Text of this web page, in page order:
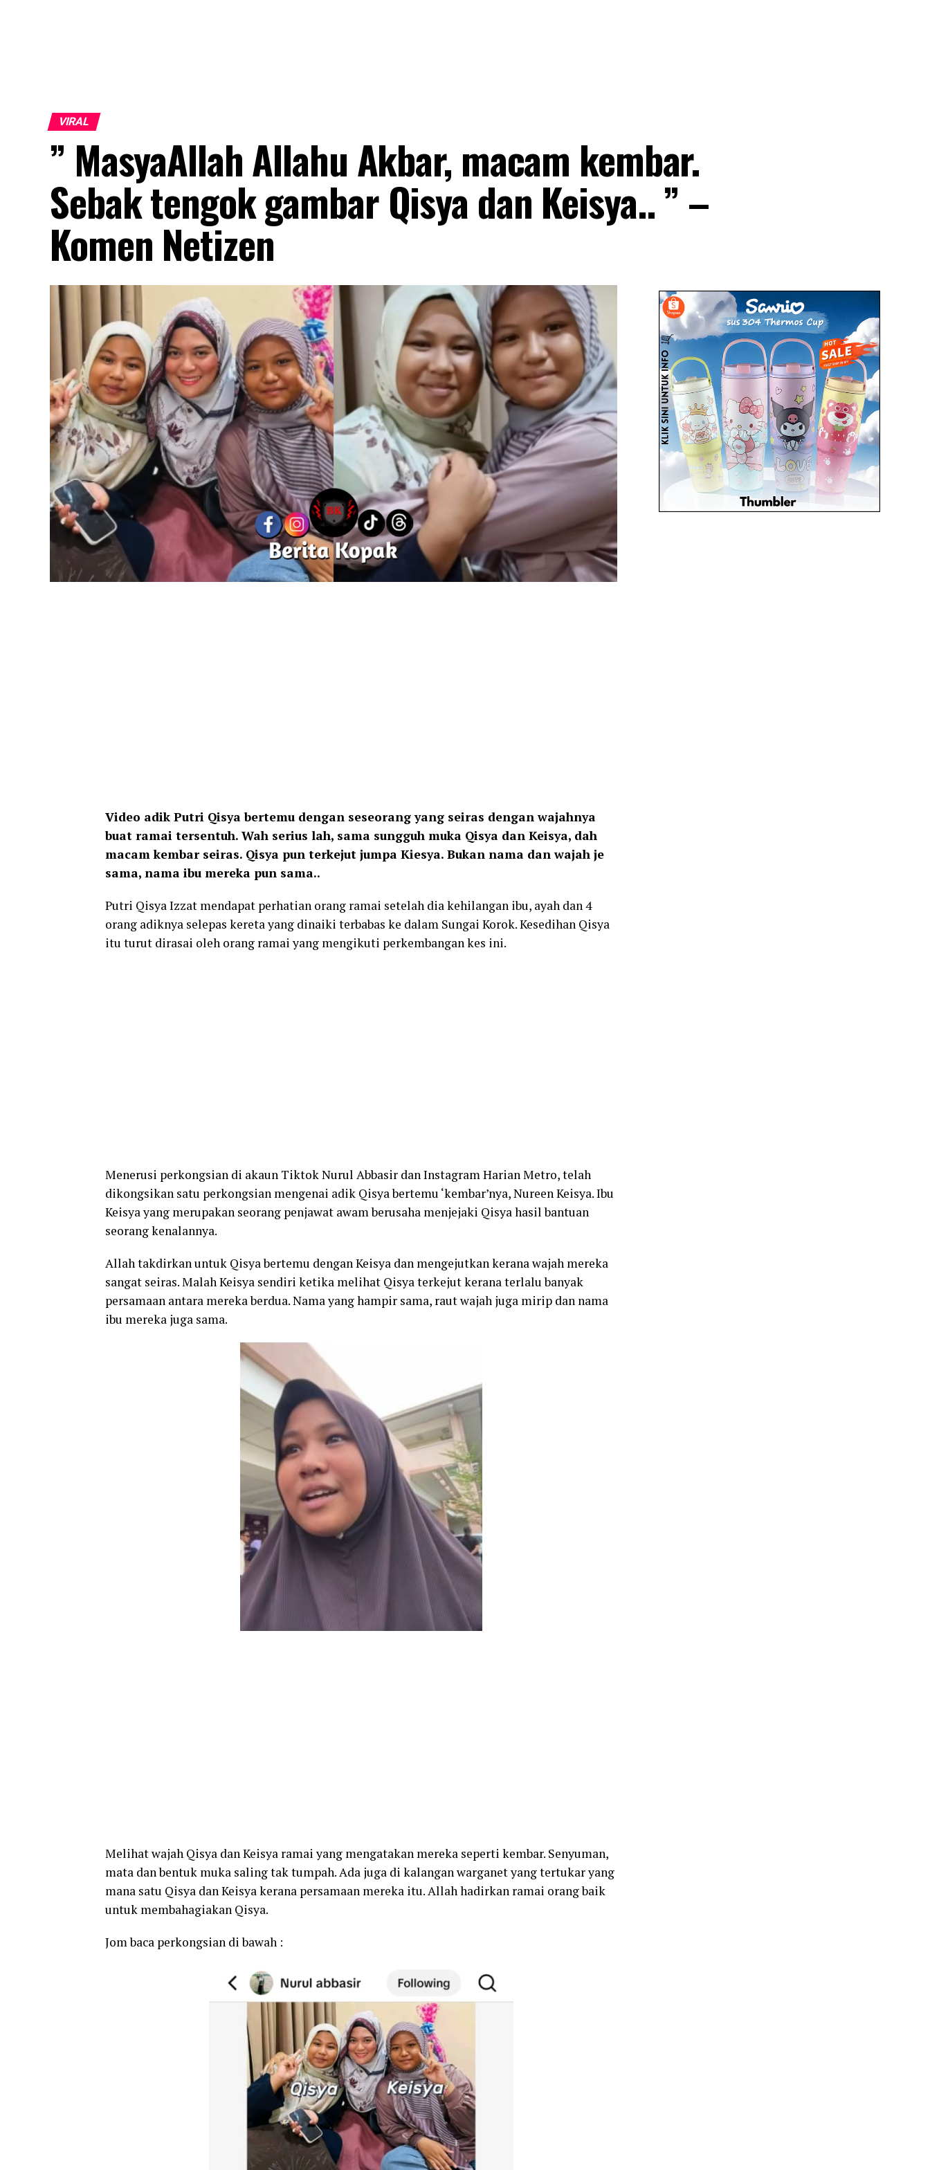
VIRAL
” MasyaAllah Allahu Akbar, macam kembar.
Sebak tengok gambar Qisya dan Keisya.. ” –
Komen Netizen
Video adik Putri Qisya bertemu dengan seseorang yang seiras dengan wajahnya
buat ramai tersentuh. Wah serius lah, sama sungguh muka Qisya dan Keisya, dah
macam kembar seiras. Qisya pun terkejut jumpa Kiesya. Bukan nama dan wajah je
sama, nama ibu mereka pun sama..
Putri Qisya Izzat mendapat perhatian orang ramai setelah dia kehilangan ibu, ayah dan 4
orang adiknya selepas kereta yang dinaiki terbabas ke dalam Sungai Korok. Kesedihan Qisya
itu turut dirasai oleh orang ramai yang mengikuti perkembangan kes ini.
Menerusi perkongsian di akaun Tiktok Nurul Abbasir dan Instagram Harian Metro, telah
dikongsikan satu perkongsian mengenai adik Qisya bertemu ‘kembar’nya, Nureen Keisya. Ibu
Keisya yang merupakan seorang penjawat awam berusaha menjejaki Qisya hasil bantuan
seorang kenalannya.
Allah takdirkan untuk Qisya bertemu dengan Keisya dan mengejutkan kerana wajah mereka
sangat seiras. Malah Keisya sendiri ketika melihat Qisya terkejut kerana terlalu banyak
persamaan antara mereka berdua. Nama yang hampir sama, raut wajah juga mirip dan nama
ibu mereka juga sama.
Melihat wajah Qisya dan Keisya ramai yang mengatakan mereka seperti kembar. Senyuman,
mata dan bentuk muka saling tak tumpah. Ada juga di kalangan warganet yang tertukar yang
mana satu Qisya dan Keisya kerana persamaan mereka itu. Allah hadirkan ramai orang baik
untuk membahagiakan Qisya.
Jom baca perkongsian di bawah :